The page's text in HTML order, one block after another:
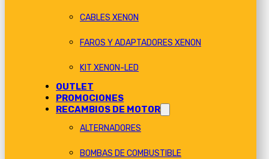
CABLES XENON
FAROS Y ADAPTADORES XENON
KIT XENON-LED
OUTLET
PROMOCIONES
RECAMBIOS DE MOTOR
ALTERNADORES
BOMBAS DE COMBUSTIBLE